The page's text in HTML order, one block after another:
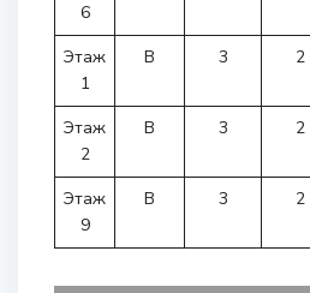
6
Этаж
1
B 3 2
Этаж
2
B 3 2
Этаж
9
B 3 2